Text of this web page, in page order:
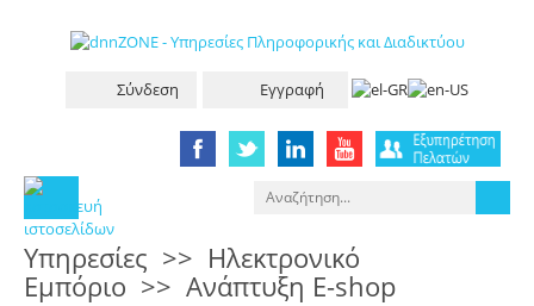
Σύνδεση Εγγραφή
Υπηρεσίες >> Ηλεκτρονικό
Εμπόριο >> Ανάπτυξη E-shop